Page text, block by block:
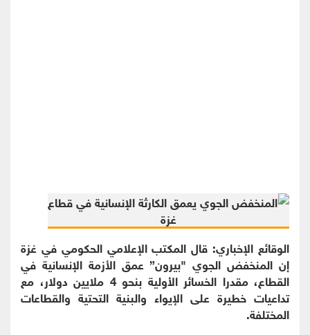
الوقائع الإخباري: قال المكتب الإعلامي الحكومي في غزة
إن المنخفض الجوي "بيرون” عمق الأزمة الإنسانية في
القطاع، مقدرا الخسائر الأولية بنحو 4 ملايين دولار، مع
تداعيات خطيرة على الإيواء والبنية التحتية والقطاعات
المختلفة.